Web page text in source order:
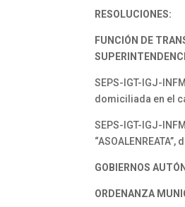
RESOLUCIONES:
FUNCIÓN DE
SEPS-IGT-IGJ-
domiciliada en el
SEPS-IGT-IGJ-
GOBIERNOS
ORDENANZA